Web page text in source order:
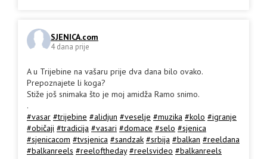
SJENICA.com
4 dana prije
A u Trijebine na vašaru prije dva dana bilo ovako.
Prepoznajete li koga?
Stiže još snimaka što je moj amidža Ramo snimo.
.
#vasar #trijebine #alidjun #veselje #muzika #kolo #igranje
#običaji #tradicija #vasari #domace #selo #sjenica
#sjenicacom #tvsjenica #sandzak #srbija #balkan #reeldana
#balkanreels #reeloftheday #reelsvideo #balkanreels